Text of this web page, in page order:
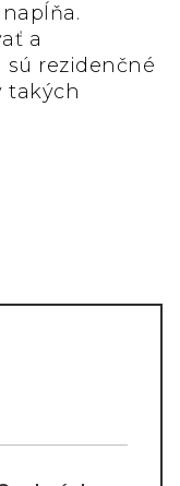
a
sú rezidenčné
takých